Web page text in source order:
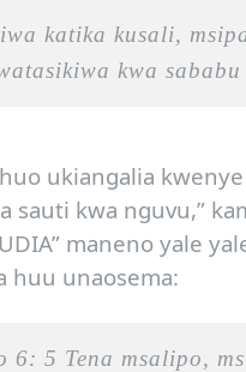
katika kusali,
kwa
ukiangalia
sauti kwa nguvu,”
maneno yale
huu unaosema:
6: 5 Tena msalipo,